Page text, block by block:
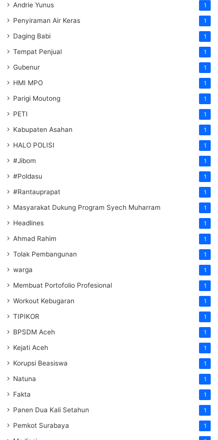
Andrie Yunus 1
Penyiraman Air Keras 1
Daging Babi 1
Tempat Penjual 1
Gubenur 1
HMI MPO 1
Parigi Moutong 1
PETI 1
Kabupaten Asahan 1
HALO POLISI 1
#Jibom 1
#Poldasu 1
#Rantauprapat 1
Masyarakat Dukung Program Syech Muharram 1
Headlines 1
Ahmad Rahim 1
Tolak Pembangunan 1
warga 1
Membuat Portofolio Profesional 1
Workout Kebugaran 1
TIPIKOR 1
BPSDM Aceh 1
Kejati Aceh 1
Korupsi Beasiswa 1
Natuna 1
Fakta 1
Panen Dua Kali Setahun 1
Pemkot Surabaya 1